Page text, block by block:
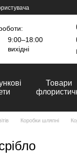
9:00–18:00
вихідні
Товари
Коробки шляпні